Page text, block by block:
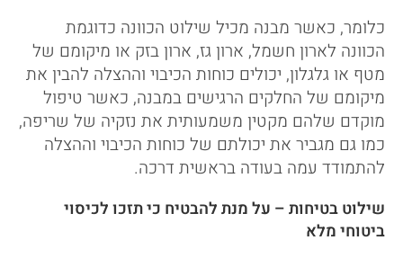
כלומר, כאשר מבנה מכיל שילוט הכוונה כדוגמת
הכוונה לארון חשמל, ארון גז, ארון בזק או מיקומם של
מטף או גלגלון, יכולים כוחות הכיבוי וההצלה להבין את
מיקומם של החלקים הרגישים במבנה, כאשר טיפול
מוקדם שלהם מקטין משמעותית את נזקיה של שריפה,
כמו גם מגביר את יכולתם של כוחות הכיבוי וההצלה
להתמודד עמה בעודה בראשית דרכה.
שילוט בטיחות – על מנת להבטיח כי תזכו לכיסוי
ביטוחי מלא